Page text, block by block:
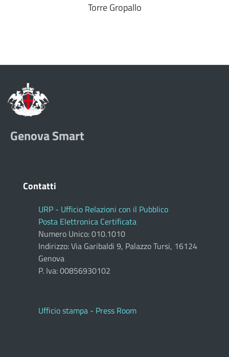
Torre Gropallo
Genova Smart
Contatti
URP - Ufficio Relazioni con il Pubblico
Posta Elettronica Certificata
Numero Unico: 010.1010
Indirizzo: Via Garibaldi 9, Palazzo Tursi, 16124
Genova
P. Iva: 00856930102
Ufficio stampa - Press Room